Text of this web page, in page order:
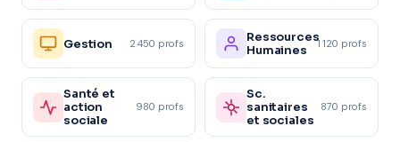
Gestion 2 450 profs
Ressources
Humaines
1 120 profs
Santé et
action
sociale
980 profs
Sc.
sanitaires
et sociales
870 profs